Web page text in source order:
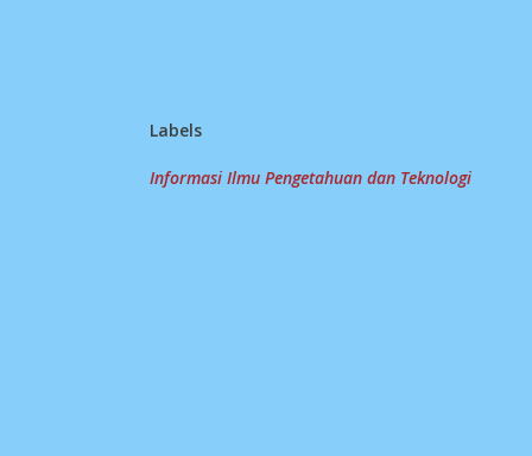
Labels
Informasi Ilmu Pengetahuan dan Teknologi